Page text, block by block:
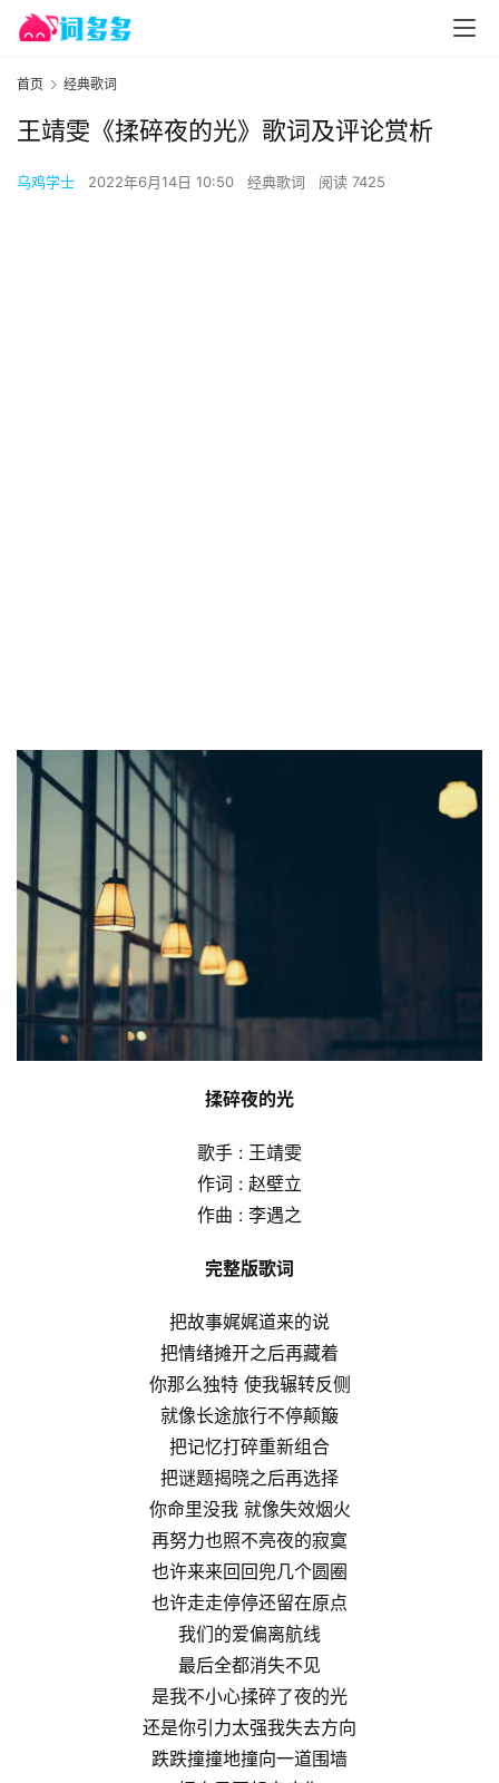
首页 经典歌词
王靖雯《揉碎夜的光》歌词及评论赏析
乌鸡学士 2022年6月14日 10:50 经典歌词 阅读 7425
揉碎夜的光
歌手 : 王靖雯
作词 : 赵壁立
作曲 : 李遇之
完整版歌词
把故事娓娓道来的说
把情绪摊开之后再藏着
你那么独特 使我辗转反侧
就像长途旅行不停颠簸
把记忆打碎重新组合
把谜题揭晓之后再选择
你命里没我 就像失效烟火
再努力也照不亮夜的寂寞
也许来来回回兜几个圆圈
也许走走停停还留在原点
我们的爱偏离航线
最后全都消失不见
是我不小心揉碎了夜的光
还是你引力太强我失去方向
跌跌撞撞地撞向一道围墙